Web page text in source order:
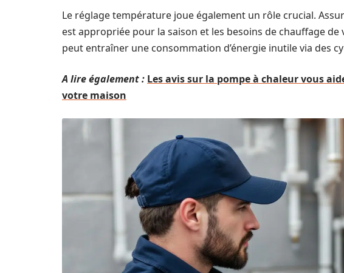
Le réglage température joue également un rôle crucial.
est appropriée pour la saison et les besoins de chauffage
peut entraîner une consommation d’énergie inutile via des
A lire également : Les avis sur la pompe à chaleur vous
votre maison